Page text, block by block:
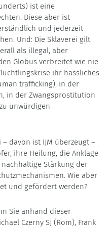
ist eine
Diese aber ist
und jederzeit
Und: Die Sklaverei gilt
als illegal, aber
Globus verbreitet wie nie
ihr hässliches
trafficking), in der
in der Zwangsprostitution
unwürdigen
davon ist IJM überzeugt –
ihre Heilung, die Anklage
Stärkung der
Wie aber
und gefördert werden?
Sie anhand dieser
Czerny SJ (Rom), Frank